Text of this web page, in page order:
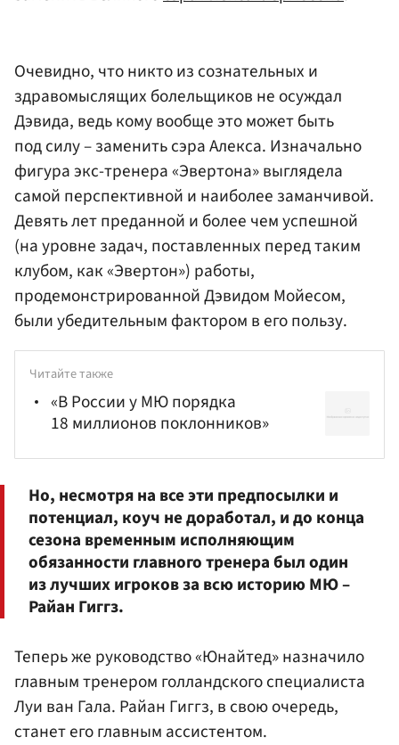
Очевидно, что никто из сознательных и
здравомыслящих болельщиков не осуждал
Дэвида, ведь кому вообще это может быть
под силу – заменить сэра Алекса. Изначально
фигура экс-тренера «Эвертона» выглядела
самой перспективной и наиболее заманчивой.
Девять лет преданной и более чем успешной
(на уровне задач, поставленных перед таким
клубом, как «Эвертон») работы,
продемонстрированной Дэвидом Мойесом,
были убедительным фактором в его пользу.
Читайте также
«В России у МЮ порядка
18 миллионов поклонников»
Но, несмотря на все эти предпосылки и
потенциал, коуч не доработал, и до конца
сезона временным исполняющим
обязанности главного тренера был один
из лучших игроков за всю историю МЮ –
Райан Гиггз.
Теперь же руководство «Юнайтед» назначило
главным тренером голландского специалиста
Луи ван Гала. Райан Гиггз, в свою очередь,
станет его главным ассистентом.